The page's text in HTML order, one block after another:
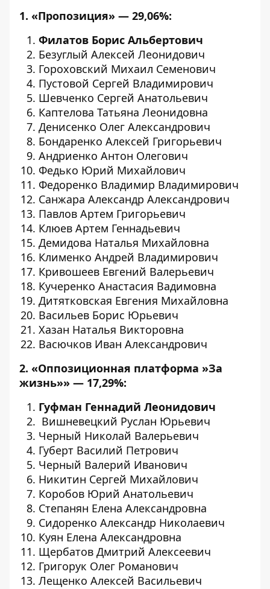
1. «Пропозиция» — 29,06%:
Филатов Борис Альбертович
Безуглый Алексей Леонидович
Гороховский Михаил Семенович
Пустовой Сергей Владимирович
Шевченко Сергей Анатольевич
Каптелова Татьяна Леонидовна
Денисенко Олег Александрович
Бондаренко Алексей Григорьевич
Андриенко Антон Олегович
Федько Юрий Михайлович
Федоренко Владимир Владимирович
Санжара Александр Александрович
Павлов Артем Григорьевич
Клюев Артем Геннадьевич
Демидова Наталья Михайловна
Клименко Андрей Владимирович
Кривошеев Евгений Валерьевич
Кучеренко Анастасия Вадимовна
Дитятковская Евгения Михайловна
Васильев Борис Юрьевич
Хазан Наталья Викторовна
Васючков Иван Александрович
2. «Оппозиционная платформа »За
жизнь»» — 17,29%:
Гуфман Геннадий Леонидович
Вишневецкий Руслан Юрьевич
Черный Николай Валерьевич
Губерт Василий Петрович
Черный Валерий Иванович
Никитин Сергей Михайлович
Коробов Юрий Анатольевич
Степанян Елена Александровна
Сидоренко Александр Николаевич
Куян Елена Александровна
Щербатов Дмитрий Алексеевич
Григорук Олег Романович
Лещенко Алексей Васильевич